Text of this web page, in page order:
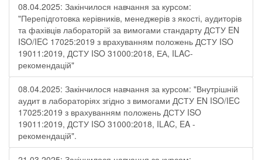
08.04.2025: Закінчилося навчання за курсом:
"Перепідготовка керівників, менеджерів з якості, аудиторів
та фахівців лабораторій за вимогами стандарту ДСТУ EN
ISO/IEC 17025:2019 з врахуванням положень ДСТУ ISO
19011:2019, ДСТУ ISO 31000:2018, ЕА, ILAC-
рекомендацій"
08.04.2025: Закінчилося навчання за курсом: "Внутрішній
аудит в лабораторіях згідно з вимогами ДСТУ EN ISO/IEC
17025:2019 з врахуванням положень ДСТУ ISO
19011:2019, ДСТУ ISO 31000:2018, ILAC, EA -
рекомендацій".